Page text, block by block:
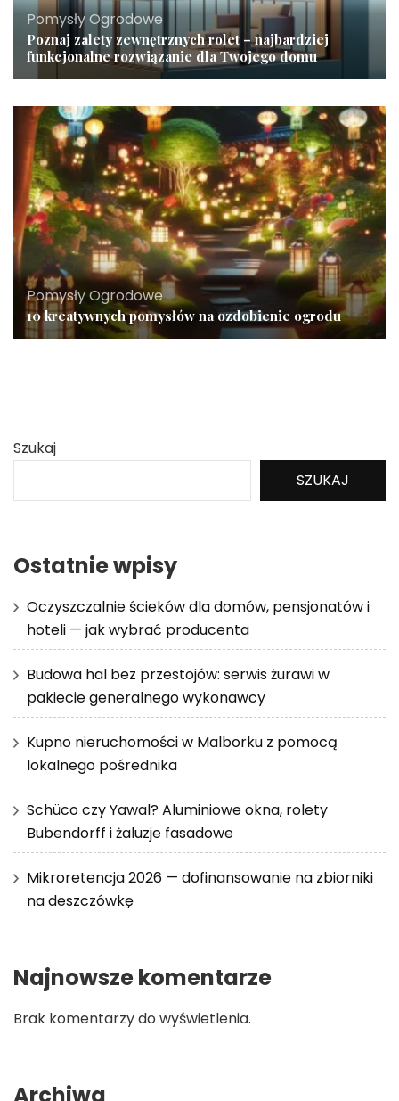
Pomysły Ogrodowe
Poznaj zalety zewnętrznych rolet – najbardziej
funkcjonalne rozwiązanie dla Twojego domu
Pomysły Ogrodowe
10 kreatywnych pomysłów na ozdobienie ogrodu
Szukaj
SZUKAJ
Ostatnie wpisy
Oczyszczalnie ścieków dla domów, pensjonatów i
hoteli — jak wybrać producenta
Budowa hal bez przestojów: serwis żurawi w
pakiecie generalnego wykonawcy
Kupno nieruchomości w Malborku z pomocą
lokalnego pośrednika
Schüco czy Yawal? Aluminiowe okna, rolety
Bubendorff i żaluzje fasadowe
Mikroretencja 2026 — dofinansowanie na zbiorniki
na deszczówkę
Najnowsze komentarze
Brak komentarzy do wyświetlenia.
Archiwa